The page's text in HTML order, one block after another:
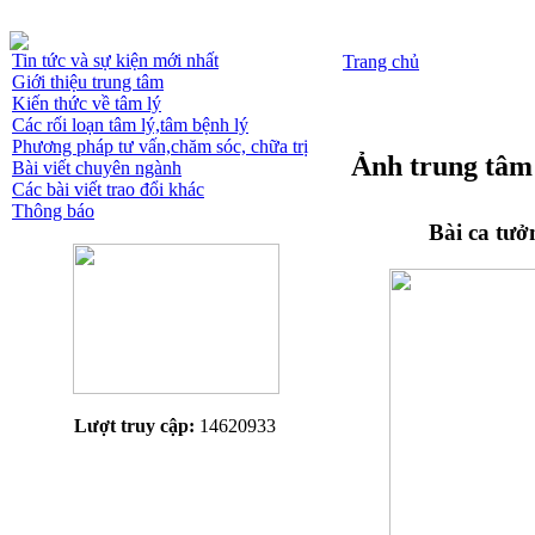
Tin tức và sự kiện mới nhất
Giới thiệu trung tâm
Kiến thức về tâm lý
Các rối loạn tâm lý,tâm bệnh lý
Phương pháp tư vấn,chăm sóc, chữa trị
Bài viết chuyên ngành
Các bài viết trao đổi khác
Thông báo
Lượt truy cập: 14620933
Trang chủ
Ảnh trung tâm
Bài ca